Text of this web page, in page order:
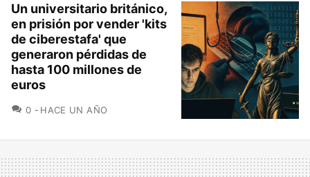
Un universitario británico,
en prisión por vender 'kits
de ciberestafa' que
generaron pérdidas de
hasta 100 millones de
euros
0 COMENTARIOS
HACE UN AÑO